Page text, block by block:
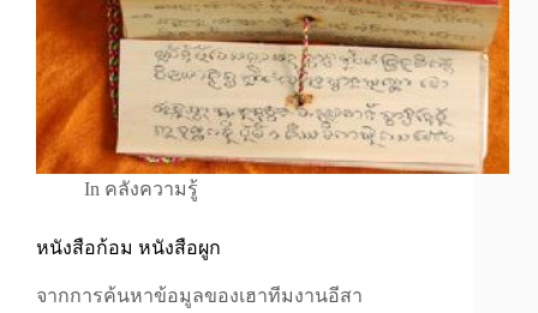
In คลังความรู้
หนังสือก้อม หนังสือผูก
จากการค้นหาข้อมูลของเฮาทีมงานอีสา